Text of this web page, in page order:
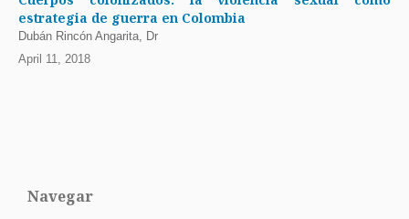
estrategia de guerra en Colombia
Dubán Rincón Angarita, Dr
April 11, 2018
Navegar